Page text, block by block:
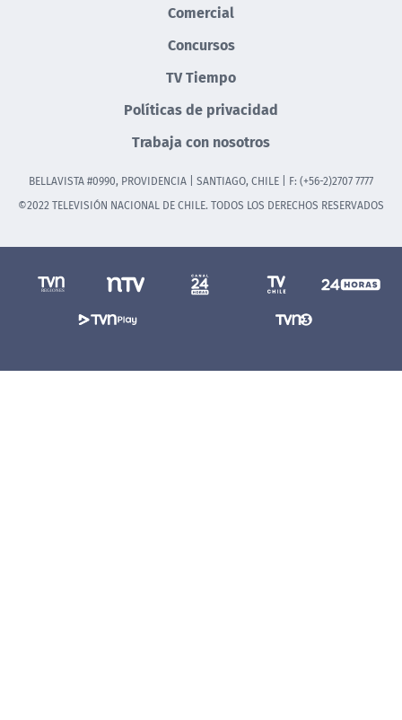
Comercial
Concursos
TV Tiempo
Políticas de privacidad
Trabaja con nosotros
BELLAVISTA #0990, PROVIDENCIA | SANTIAGO, CHILE | F: (+56-2)2707 7777
©2022 TELEVISIÓN NACIONAL DE CHILE. TODOS LOS DERECHOS RESERVADOS